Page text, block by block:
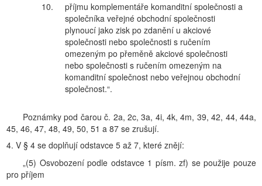
10.
příjmu komplementáře komanditní společnosti a
společníka veřejné obchodní společnosti
plynoucí jako zisk po zdanění u akciové
společnosti nebo společnosti s ručením
omezeným po přeměně akciové společnosti
nebo společnosti s ručením omezeným na
komanditní společnost nebo veřejnou obchodní
společnost.“.
Poznámky pod čarou č. 2a, 2c, 3a, 4i, 4k, 4m, 39, 42, 44, 44a,
45, 46, 47, 48, 49, 50, 51 a 87 se zrušují.
4. V § 4 se doplňují odstavce 5 až 7, které znějí:
„(5) Osvobození podle odstavce 1 písm. zf) se použije pouze
pro příjem